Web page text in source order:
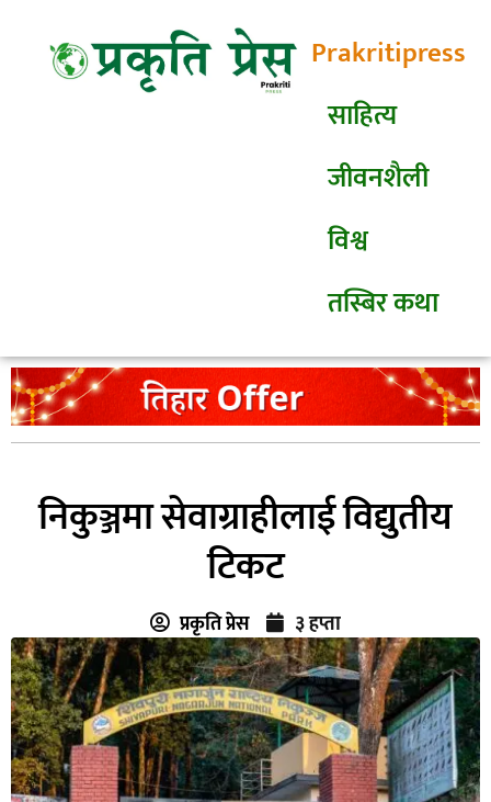
Prakritipress
साहित्य
जीवनशैली
विश्व
तस्बिर कथा
निकुञ्जमा सेवाग्राहीलाई विद्युतीय
टिकट
प्रकृति प्रेस ३ हप्ता